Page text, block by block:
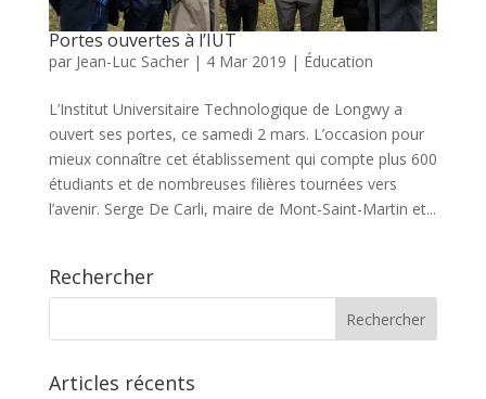
Portes ouvertes à l’IUT
par Jean-Luc Sacher| 4 Mar 2019 | Éducation
L’Institut Universitaire Technologique de Longwy a
ouvert ses portes, ce samedi 2 mars. L’occasion pour
mieux connaître cet établissement qui compte plus 600
étudiants et de nombreuses filières tournées vers
l’avenir. Serge De Carli, maire de Mont-Saint-Martin et...
Rechercher
Articles récents